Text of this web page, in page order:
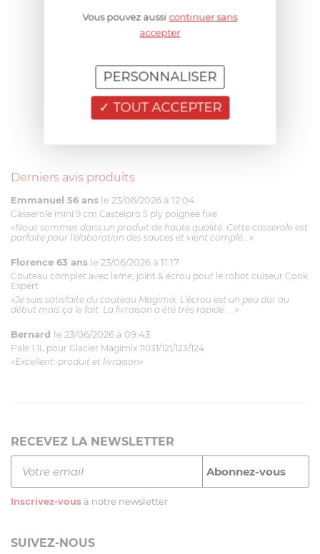
Derniers avis produits
Emmanuel 56 ans le 23/06/2026 à 12:04
Casserole mini 9 cm Castelpro 5 ply poignée fixe
«Nous sommes dans un produit de haute qualité. Cette casserole est
parfaite pour l'élaboration des sauces et vient complé...»
Florence 63 ans le 23/06/2026 à 11:17
Couteau complet avec lame, joint & écrou pour le robot cuiseur Cook
Expert
«Je suis satisfaite du couteau Magimix. L'écrou est un peu dur au
début mais ça le fait. La livraison a été très rapide. ...»
Bernard le 23/06/2026 à 09:43
Pale 1.1L pour Glacier Magimix 11031/121/123/124
«Excellent: produit et livraison»
RECEVEZ LA NEWSLETTER
Inscrivez-vous à notre newsletter
SUIVEZ-NOUS
Vous pouvez aussicontinuer sans
accepter
TOUT ACCEPTER
PERSONNALISER